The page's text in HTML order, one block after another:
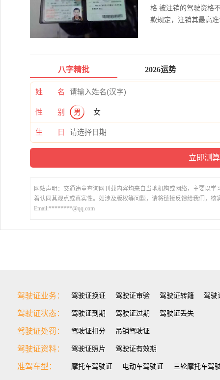
格.被注销的驾驶资格
款规定，注销其最高
八字精批 2026运势
姓 名
性 别 男 女
生 日
网站声明：交通违章查询网刊载内容均来自当地机构或网络，主要以
着认同其观点或真实性。如涉及版权等问题，请将链接反馈给我们，核
Email:********@qq.com
驾驶证业务： 驾驶证换证 驾驶证审验 驾驶证转籍 驾驶
驾驶证状态： 驾驶证到期 驾驶证过期 驾驶证丢失
驾驶证处罚： 驾驶证扣分 吊销驾驶证
驾驶证资料： 驾驶证照片 驾驶证有效期
准驾车型： 摩托车驾驶证 电动车驾驶证 三轮摩托车驾